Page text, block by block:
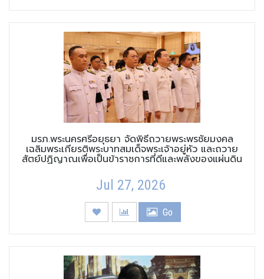
มรภ.พระนครศรีอยุธยา จัดพิธีถวายพระพรชัยมงคล
เฉลิมพระเกียรติพระบาทสมเด็จพระเจ้าอยู่หัว และถวาย
สัตย์ปฏิญาณเพื่อเป็นข้าราชการที่ดีและพลังของแผ่นดิน
Jul 27, 2026
Go